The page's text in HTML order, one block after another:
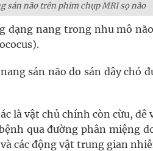
sán não trên phim chụp MRI sọ não
dạng nang trong nhu mô
sán não do sán dây chó
là vật chủ chính còn cừu, dê
qua đường phân miệng
các động vật trung gian